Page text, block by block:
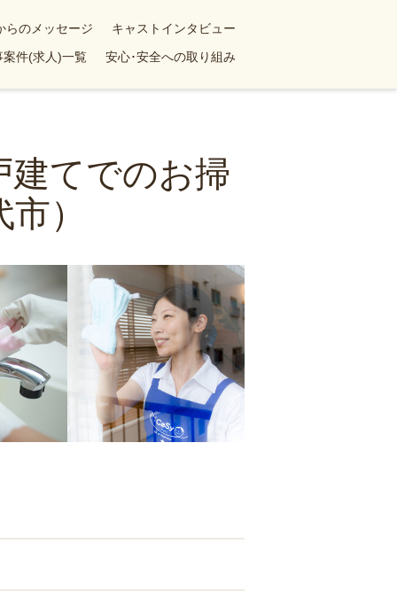
らのメッセージ
キャストインタビュー
案件(求人)一覧 安心･安全への取り組み
建てでのお掃
）